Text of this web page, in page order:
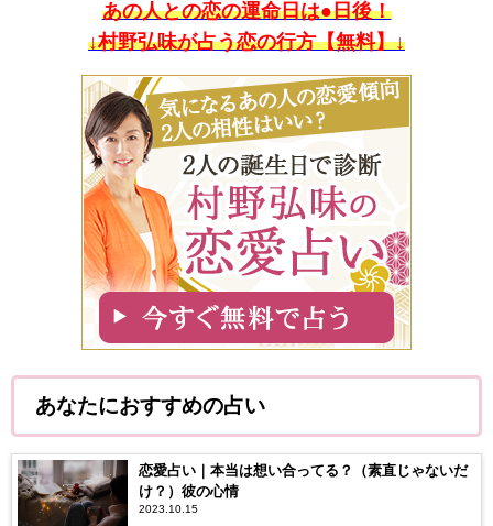
あの人との恋の運命日は●日後！
↓村野弘味が占う恋の行方【無料】↓
あなたにおすすめの占い
恋愛占い｜本当は想い合ってる？（素直じゃないだ
け？）彼の心情
2023.10.15